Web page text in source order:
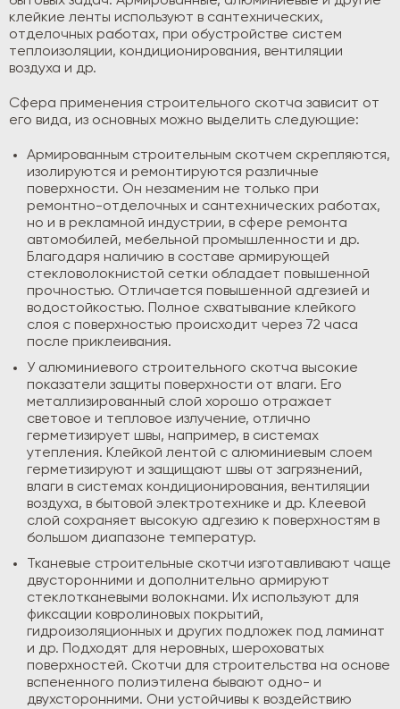
клейкие ленты используют в сантехнических,
отделочных работах, при обустройстве систем
теплоизоляции, кондиционирования, вентиляции
воздуха и др.
Сфера применения строительного скотча зависит от
его вида, из основных можно выделить следующие:
Армированным строительным скотчем скрепляются,
изолируются и ремонтируются различные
поверхности. Он незаменим не только при
ремонтно-отделочных и сантехнических работах,
но и в рекламной индустрии, в сфере ремонта
автомобилей, мебельной промышленности и др.
Благодаря наличию в составе армирующей
стекловолокнистой сетки обладает повышенной
прочностью. Отличается повышенной адгезией и
водостойкостью. Полное схватывание клейкого
слоя с поверхностью происходит через 72 часа
после приклеивания.
У алюминиевого строительного скотча высокие
показатели защиты поверхности от влаги. Его
металлизированный слой хорошо отражает
световое и тепловое излучение, отлично
герметизирует швы, например, в системах
утепления. Клейкой лентой с алюминиевым слоем
герметизируют и защищают швы от загрязнений,
влаги в системах кондиционирования, вентиляции
воздуха, в бытовой электротехнике и др. Клеевой
слой сохраняет высокую адгезию к поверхностям в
большом диапазоне температур.
Тканевые строительные скотчи изготавливают чаще
двусторонними и дополнительно армируют
стеклотканевыми волокнами. Их используют для
фиксации ковролиновых покрытий,
гидроизоляционных и других подложек под ламинат
и др. Подходят для неровных, шероховатых
поверхностей. Скотчи для строительства на основе
вспененного полиэтилена бывают одно- и
двухсторонними. Они устойчивы к воздействию